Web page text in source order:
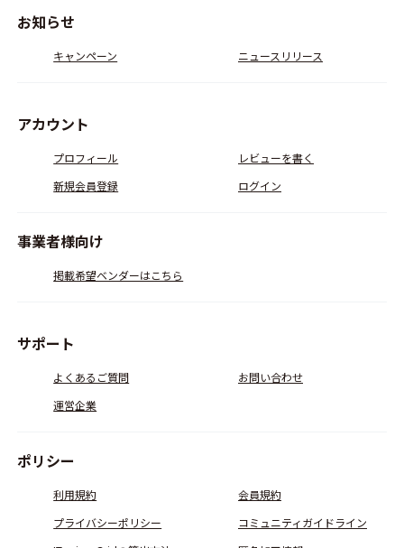
お知らせ
キャンペーン ニュースリリース
アカウント
プロフィール
レビューを書く
新規会員登録
ログイン
事業者様向け
掲載希望ベンダーはこちら
サポート
よくあるご質問
お問い合わせ
運営企業
ポリシー
利用規約
会員規約
プライバシーポリシー
コミュニティガイドライン